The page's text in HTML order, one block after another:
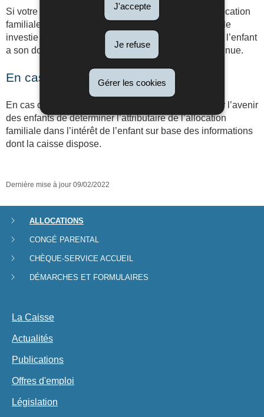
J'accepte
Je refuse
Gérer les cookies
Si votre enfant est placé par décision judiciaire, l’allocation
familiale est versée à la personne physique ou morale
investie de la garde de l’enfant et auprès de laquelle l’enfant
a son domicile légal et sa résidence effective et continue.
En cas de désaccord :
En cas de contestation, il appartient à la Caisse pour l’avenir
des enfants de déterminer l’attributaire de l’allocation
familiale dans l’intérêt de l’enfant sur base des informations
dont la caisse dispose.
Dernière mise à jour09/02/2022
Menu
de
navigation
ALLOCATIONS
CONGÉ PARENTAL
CHÈQUE-SERVICE ACCUEIL
DÉMARCHES ET FORMULAIRES
La Caisse
Actualités
Publications
Offres d'emploi
Législation